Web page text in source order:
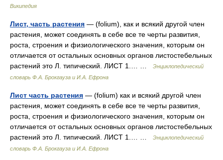
Википедия
Лист, часть растения — (folium), как и всякий другой член
растения, может соединять в себе все те черты развития,
роста, строения и физиологического значения, которым он
отличается от остальных основных органов листостебельных
растений это Л. типический. ЛИСТ 1.… …
Энциклопедический
словарь Ф.А. Брокгауза и И.А. Ефрона
Лист часть растения — (folium) как и всякий другой член
растения, может соединять в себе все те черты развития,
роста, строения и физиологического значения, которым он
отличается от остальных основных органов листостебельных
растений это Л. типический. ЛИСТ 1.… …
Энциклопедический
словарь Ф.А. Брокгауза и И.А. Ефрона